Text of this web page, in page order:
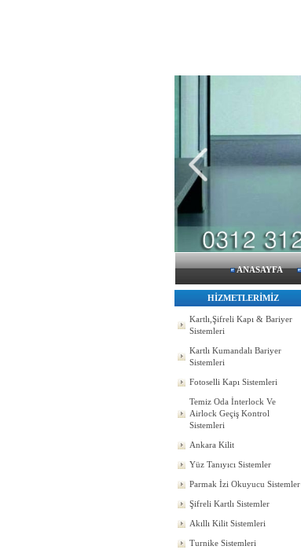
ANASAYFA
HİZMETLERİMİZ
Kartlı,Şifreli Kapı & Bariyer
Sistemleri
Kartlı Kumandalı Bariyer
Sistemleri
Fotoselli Kapı Sistemleri
Temiz Oda İnterlock Ve
Airlock Geçiş Kontrol
Sistemleri
Ankara Kilit
Yüz Tanıyıcı Sistemler
Parmak İzi Okuyucu Sistemler
Şifreli Kartlı Sistemler
Akıllı Kilit Sistemleri
Turnike Sistemleri